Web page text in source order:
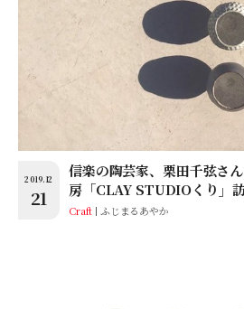
2019.12
21
信楽の陶芸家、栗田千弦さ
房「CLAY STUDIOくり」
Craft ふじまるあやか